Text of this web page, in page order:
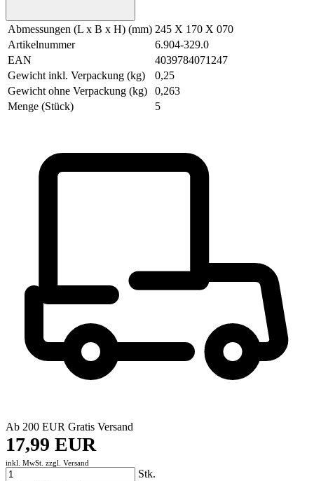
Abmessungen (L x B x H) (mm) 245 X 170 X 070
Artikelnummer
6.904-329.0
EAN
4039784071247
Gewicht inkl. Verpackung (kg)
0,25
Gewicht ohne Verpackung (kg)
0,263
Menge (Stück)
5
Ab 200 EUR Gratis Versand
17,99 EUR
inkl. MwSt. zzgl. Versand
Stk.